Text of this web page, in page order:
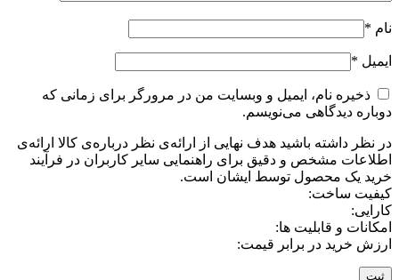
نام *
ایمیل *
ذخیره نام، ایمیل و وبسایت من در مرورگر برای زمانی که
دوباره دیدگاهی می‌نویسم.
در نظر داشته باشید هدف نهایی از ارائه‌ی نظر درباره‌ی کالا ارائه‌ی
اطلاعات مشخص و دقیق برای راهنمایی سایر کاربران در فرآیند
خرید یک محصول توسط ایشان است.
کیفیت ساخت:
کارایی:
امکانات و قابلیت ها:
ارزش خرید در برابر قیمت: